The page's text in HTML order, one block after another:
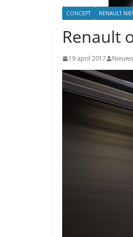
CONCEPT RENAULT
Renault
19 april 2017 Nieuws